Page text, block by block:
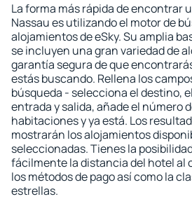
La forma más rápida de encontrar
Nassau es utilizando el motor de
alojamientos de eSky. Su amplia
se incluyen una gran variedad de
garantía segura de que
estás buscando. Rellena los
búsqueda - selecciona el destino,
entrada y salida, añade el número
habitaciones y ya está. Los
mostrarán los alojamientos
seleccionadas. Tienes la
fácilmente la distancia del hotel al
los métodos de pago así como la
estrellas.